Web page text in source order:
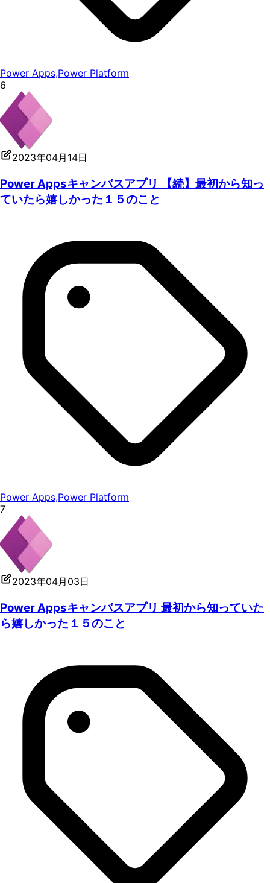
Power Apps,Power Platform
6
2023年04月14日
Power Appsキャンバスアプリ 【続】最初から知っ
ていたら嬉しかった１５のこと
Power Apps,Power Platform
7
2023年04月03日
Power Appsキャンバスアプリ 最初から知っていた
ら嬉しかった１５のこと